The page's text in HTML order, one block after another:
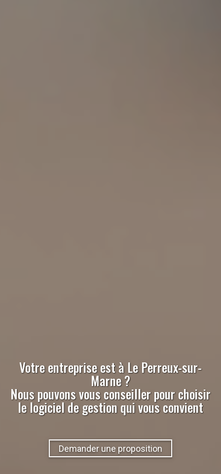
Votre entreprise est à Le Perreux-sur-
Marne?
Nous pouvons vous conseiller pour choisir
le logiciel de gestion qui vous convient
Demander une proposition